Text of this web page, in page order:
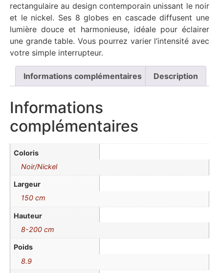
rectangulaire au design contemporain unissant le noir
et le nickel. Ses 8 globes en cascade diffusent une
lumière douce et harmonieuse, idéale pour éclairer
une grande table. Vous pourrez varier l’intensité avec
votre simple interrupteur.
Informations complémentaires Description
Informations
complémentaires
Coloris
Noir/Nickel
Largeur
150 cm
Hauteur
8-200 cm
Poids
8.9